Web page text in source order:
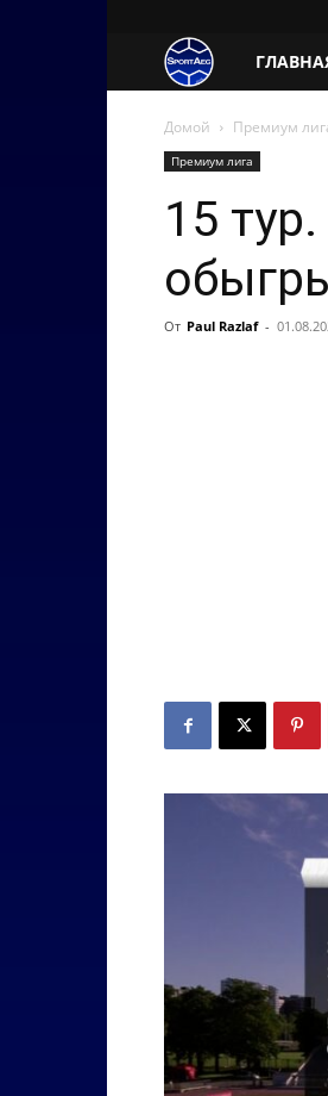
Домой Премиум
Премиум лига
15
От Paul Razlaf -